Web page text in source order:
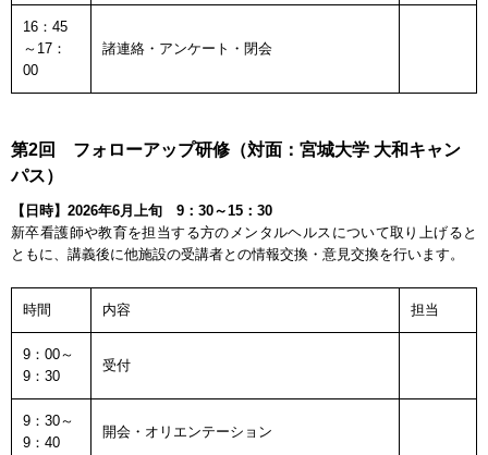
16：45
～17：
00
諸連絡・アンケート・閉会
第2回 フォローアップ研修（対面：宮城大学 大和キャン
パス）
【日時】2026年6月上旬 9：30～15：30
新卒看護師や教育を担当する方のメンタルヘルスについて取り上げると
ともに、講義後に他施設の受講者との情報交換・意見交換を行います。
時間 内容 担当
9：00～
9：30
受付
9：30～
9：40
開会・オリエンテーション